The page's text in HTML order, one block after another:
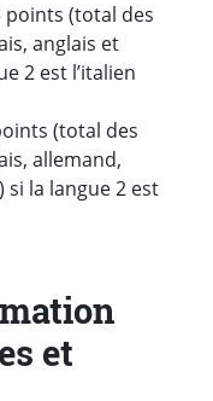
(total des
anglais et
2 est l’italien
(total des
allemand,
la langue 2 est
et